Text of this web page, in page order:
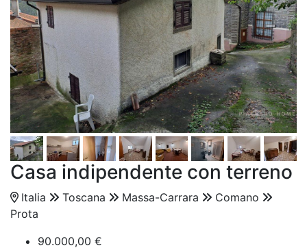
Casa indipendente con terreno
Italia Toscana Massa-Carrara
Comano
Prota
90.000,00 €